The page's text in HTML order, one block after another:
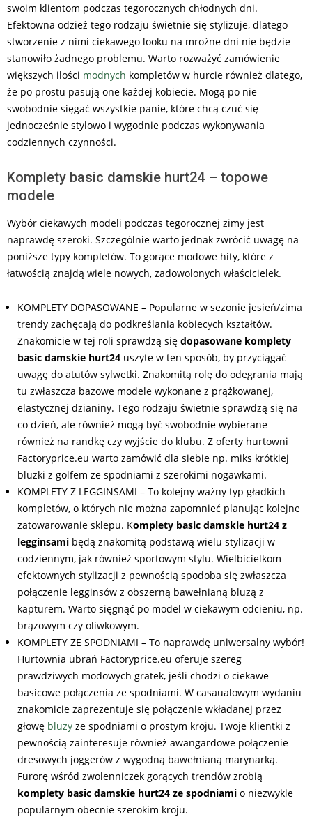
swoim klientom podczas tegorocznych chłodnych dni.
Efektowna odzież tego rodzaju świetnie się stylizuje, dlatego
stworzenie z nimi ciekawego looku na mroźne dni nie będzie
stanowiło żadnego problemu. Warto rozważyć zamówienie
większych ilości modnych kompletów w hurcie również dlatego,
że po prostu pasują one każdej kobiecie. Mogą po nie
swobodnie sięgać wszystkie panie, które chcą czuć się
jednocześnie stylowo i wygodnie podczas wykonywania
codziennych czynności.
Komplety basic damskie hurt24 – topowe
modele
Wybór ciekawych modeli podczas tegorocznej zimy jest
naprawdę szeroki. Szczególnie warto jednak zwrócić uwagę na
poniższe typy kompletów. To gorące modowe hity, które z
łatwością znajdą wiele nowych, zadowolonych właścicielek.
KOMPLETY DOPASOWANE – Popularne w sezonie jesień/zima
trendy zachęcają do podkreślania kobiecych kształtów.
Znakomicie w tej roli sprawdzą się dopasowane komplety
basic damskie hurt24 uszyte w ten sposób, by przyciągać
uwagę do atutów sylwetki. Znakomitą rolę do odegrania mają
tu zwłaszcza bazowe modele wykonane z prążkowanej,
elastycznej dzianiny. Tego rodzaju świetnie sprawdzą się na
co dzień, ale również mogą być swobodnie wybierane
również na randkę czy wyjście do klubu. Z oferty hurtowni
Factoryprice.eu warto zamówić dla siebie np. miks krótkiej
bluzki z golfem ze spodniami z szerokimi nogawkami.
KOMPLETY Z LEGGINSAMI – To kolejny ważny typ gładkich
kompletów, o których nie można zapomnieć planując kolejne
zatowarowanie sklepu. Komplety basic damskie hurt24 z
legginsami będą znakomitą podstawą wielu stylizacji w
codziennym, jak również sportowym stylu. Wielbicielkom
efektownych stylizacji z pewnością spodoba się zwłaszcza
połączenie legginsów z obszerną bawełnianą bluzą z
kapturem. Warto sięgnąć po model w ciekawym odcieniu, np.
brązowym czy oliwkowym.
KOMPLETY ZE SPODNIAMI – To naprawdę uniwersalny wybór!
Hurtownia ubrań Factoryprice.eu oferuje szereg
prawdziwych modowych gratek, jeśli chodzi o ciekawe
basicowe połączenia ze spodniami. W casaualowym wydaniu
znakomicie zaprezentuje się połączenie wkładanej przez
głowę bluzy ze spodniami o prostym kroju. Twoje klientki z
pewnością zainteresuje również awangardowe połączenie
dresowych joggerów z wygodną bawełnianą marynarką.
Furorę wśród zwolenniczek gorących trendów zrobią
komplety basic damskie hurt24 ze spodniami o niezwykle
popularnym obecnie szerokim kroju.